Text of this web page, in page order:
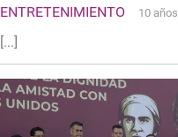
ENTRETENIMIENTO 10 años
[...]